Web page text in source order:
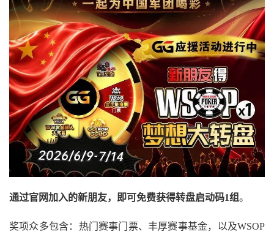
通过官网加入的新朋友，即可免费获得转盘启动码1组。
奖项众多包含：热门赛事门票、丰厚赛事基金，以及WSOP